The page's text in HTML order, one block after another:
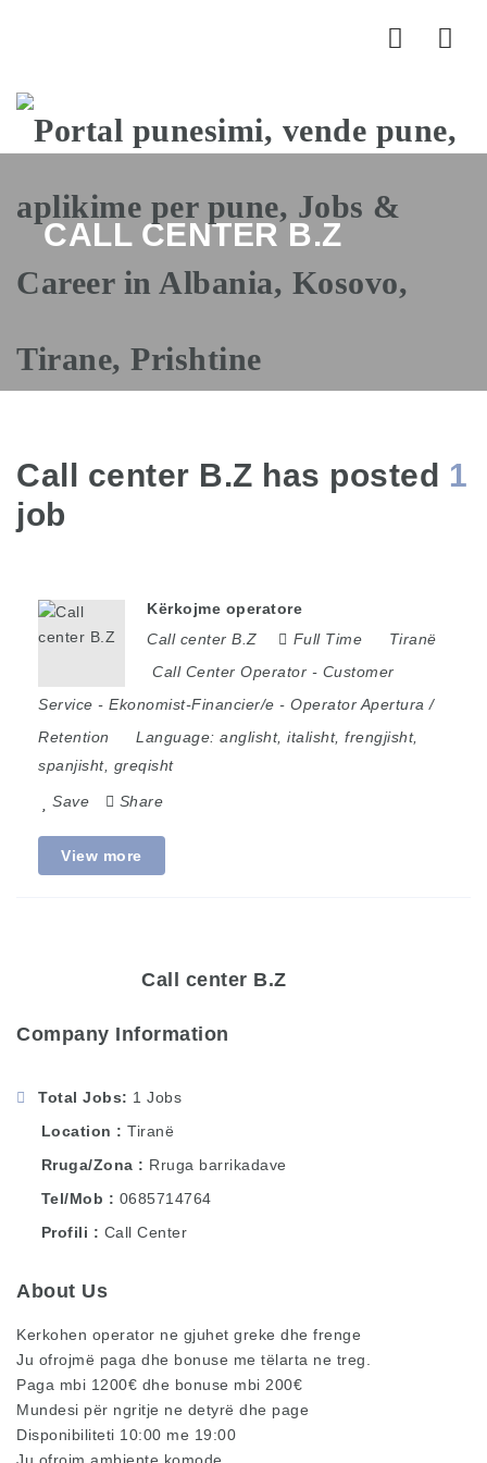
CALL CENTER B.Z
Call center B.Z has posted 1
job
Kërkojme operatore
Call center B.Z
Full Time
Tiranë
Call Center Operator - Customer
Service - Ekonomist-Financier/e - Operator Apertura /
Retention
Language: anglisht, italisht, frengjisht,
spanjisht, greqisht
Save Share
View more
Call center B.Z
Company Information
Total Jobs
1 Jobs
Location
Tiranë
Rruga/Zona
Rruga barrikadave
Tel/Mob
0685714764
Profili
Call Center
About Us
Kerkohen operator ne gjuhet greke dhe frenge
Ju ofrojmë paga dhe bonuse me tëlarta ne treg.
Paga mbi 1200€ dhe bonuse mbi 200€
Mundesi për ngritje ne detyrë dhe page
Disponibiliteti 10:00 me 19:00